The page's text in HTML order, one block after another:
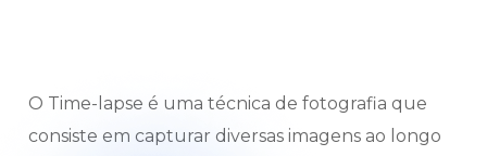
O Time-lapse é uma técnica de fotografia que
consiste em capturar diversas imagens ao longo